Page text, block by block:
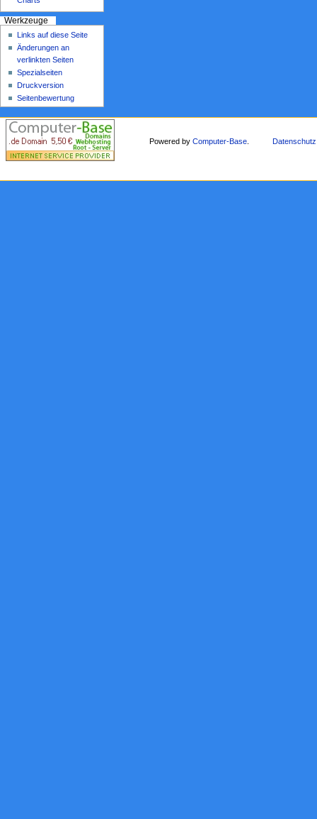
Werkzeuge
Links auf diese Seite
Änderungen an
verlinkten Seiten
Spezialseiten
Druckversion
Seitenbewertung
Powered byComputer-Base Datenschutz